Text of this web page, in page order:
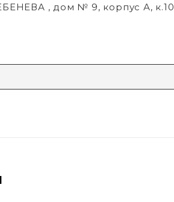
, дом № 9, корпус А, к.10